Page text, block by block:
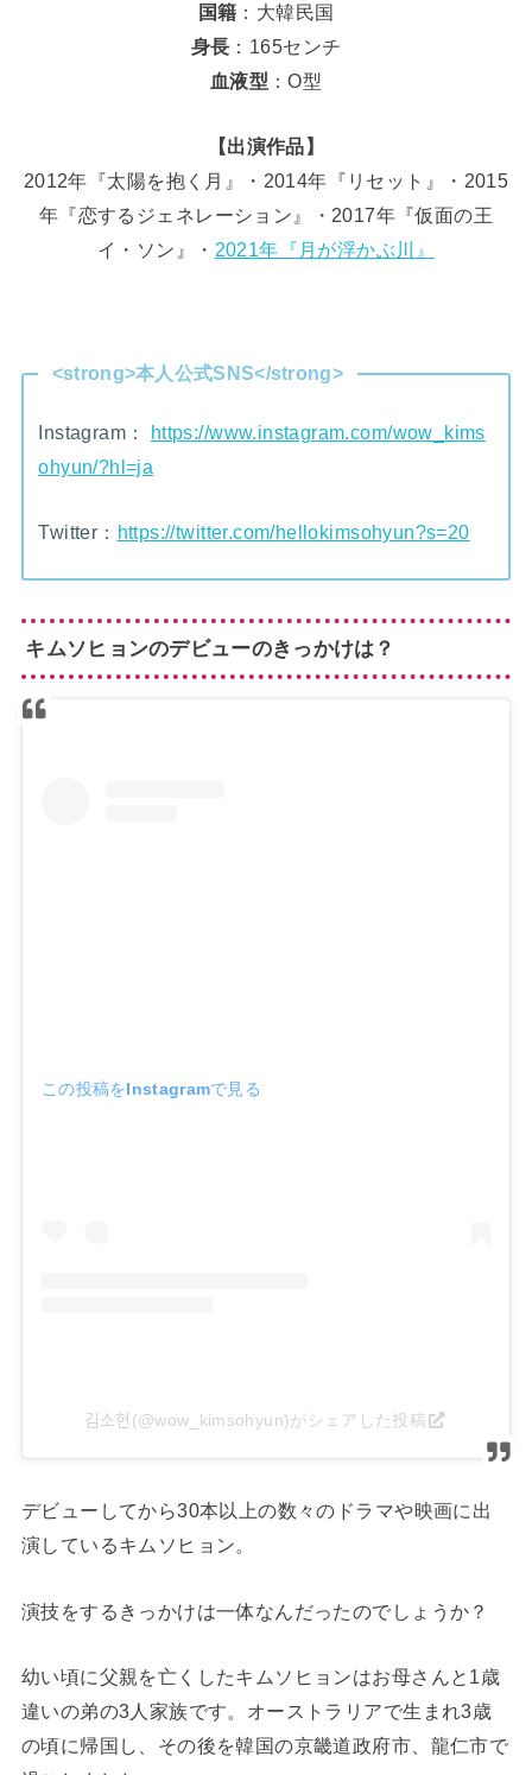
国籍 ：大韓民国
身長 ：165センチ
血液型 ：O型
【出演作品】
2012年『太陽を抱く月』・2014年『リセット』・2015
年『恋するジェネレーション』・2017年『仮面の王
イ・ソン』・ 2021年『月が浮かぶ川』
<strong>本人公式SNS</strong>
Instagram： https://www.instagram.com/wow_kims
ohyun/?hl=ja
Twitter： https://twitter.com/hellokimsohyun?s=20
キムソヒョンのデビューのきっかけは？
この投稿をInstagramで見る
김소현(@wow_kimsohyun)がシェアした投稿
デビューしてから30本以上の数々のドラマや映画に出
演しているキムソヒョン。
演技をするきっかけは一体なんだったのでしょうか？
幼い頃に父親を亡くしたキムソヒョンはお母さんと1歳
違いの弟の3人家族です。オーストラリアで生まれ3歳
の頃に帰国し、その後を韓国の京畿道政府市、龍仁市で